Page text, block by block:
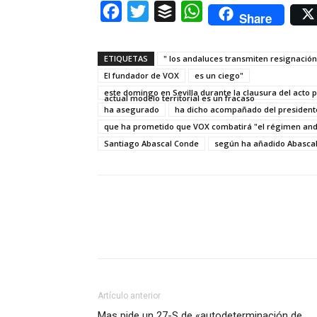
Facebook
Twitter Buffer WhatsAppShare
ETIQUETAS
" los andaluces transmiten
El fundador de VOX
es un ciego"
este domingo en Sevilla durante la clausura del
actual modelo territorial es un fracaso
ha asegurado
ha dicho acompañado del
que ha prometido que VOX combatirá "el régimen
Santiago Abascal Conde
según ha añadido Abascal
Artículo anterior